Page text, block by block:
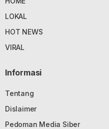
LOKAL
HOT NEWS
VIRAL
Informasi
Tentang
Dislaimer
Pedoman Media Siber